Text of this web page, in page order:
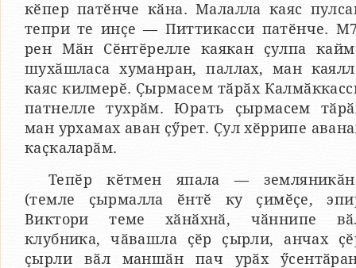
кӗпер патӗнче кӑна. Малалла каяс
тепри те инҫе — Питтикасси патӗнче.
рен Мӑн Сӗнтӗрелле каякан ҫулпа
шухӑшласа хуманран, паллах, ман
каяс килмерӗ. Ҫырмасем тӑрӑх
патнелле тухрӑм. Юрать ҫырмасем
ман урхамах аван ҫӳрет. Ҫул хӗррипе
каҫкаларӑм.
Тепӗр кӗтмен япала —
(темле ҫырмалла ӗнтӗ ку ҫимӗҫе,
Виктори теме хӑнӑхнӑ, чӑннипе
клубника, чӑвашла ҫӗр ҫырли, анчах
ҫырли вӑл маншӑн пач урӑх